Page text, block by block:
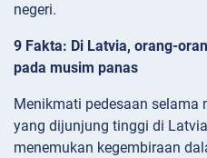
negeri.
9 Fakta: Di Latvia, orang-
pada musim panas
Menikmati pedesaan
yang dijunjung tinggi di
menemukan kegembiraan